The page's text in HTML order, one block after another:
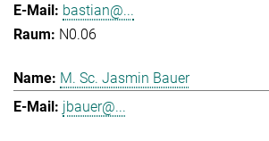
bastian@...
N0.06
M. Sc. Jasmin Bauer
jbauer@...